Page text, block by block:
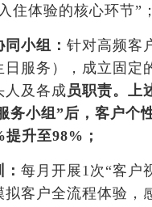
住体验的核心环节”；
小组： 针对高频客
日服务），成立固定
人及各成 员职责。上
务小组”后，客户个
升至98%；
每月开展1次“客户
客户全流程体验，